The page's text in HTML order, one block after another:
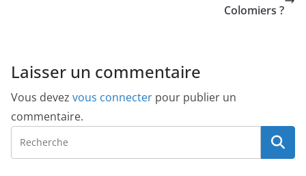
Colomiers ?
Laisser un commentaire
Vous devez vous connecter pour publier un
commentaire.